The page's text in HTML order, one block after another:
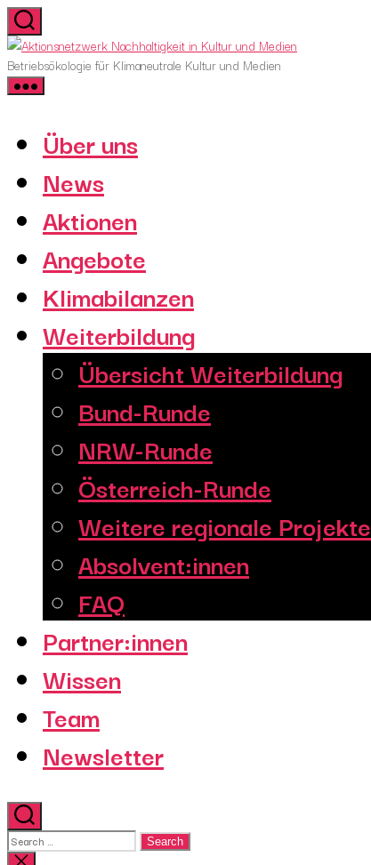
Skip
to
the
content
Betriebsökologie für Klimaneutrale Kultur und Medien
Über uns
News
Aktionen
Angebote
Klimabilanzen
Weiterbildung
Übersicht Weiterbildung
Bund-Runde
NRW-Runde
Österreich-Runde
Weitere regionale Projekte
Absolvent:innen
FAQ
Partner:innen
Wissen
Team
Newsletter
Search
for:Close